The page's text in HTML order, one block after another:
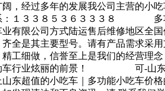
，经过多年的发展我公司主营的小
：１３３８５３６３３３８ 多
业有限公司方式陆运售后维修地
全是其主要型号。请有产品需求采
，信誉至上是我们的经营理念！
车行业炫丽的前景！ 可-山东庆
东超值的小吃车｜多功能小吃车价